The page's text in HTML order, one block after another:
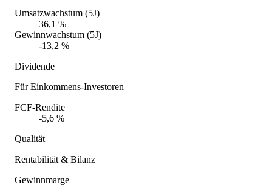
Umsatzwachstum (5J)
36,1 %
Gewinnwachstum (5J)
-13,2 %
Dividende
Für Einkommens-Investoren
FCF-Rendite
-5,6 %
Qualität
Rentabilität & Bilanz
Gewinnmarge